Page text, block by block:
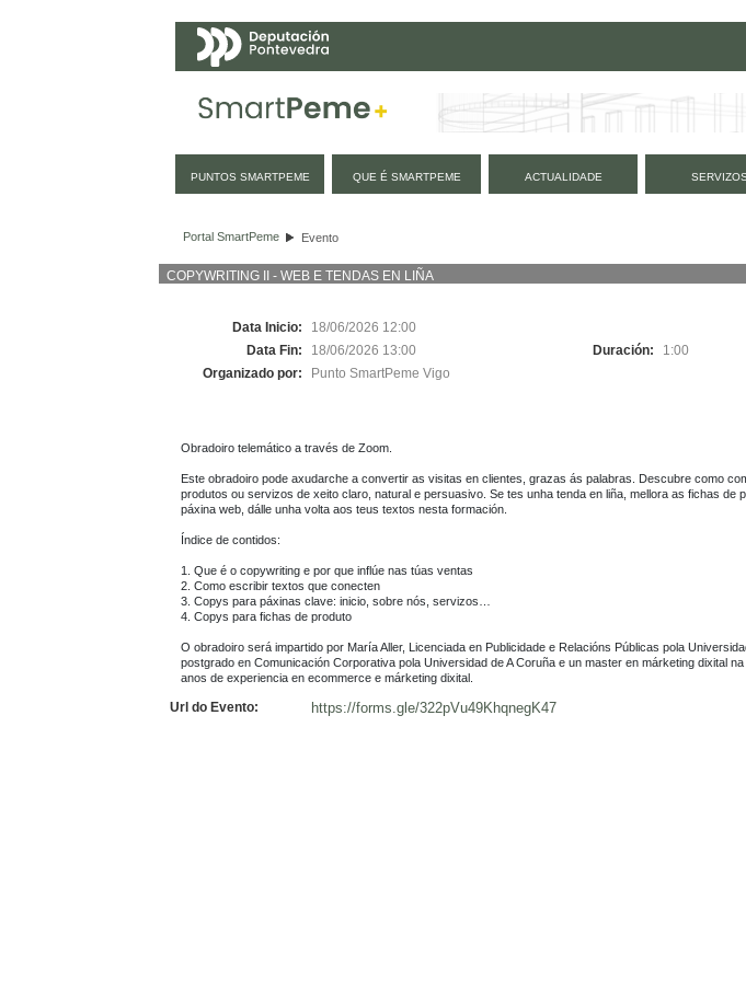
PUNTOS SMARTPEME QUE É SMARTPEME ACTUALIDADE SERVIZOS
Portal SmartPeme Evento
COPYWRITING II - WEB E TENDAS EN LIÑA
Data Inicio:
18/06/2026 12:00
Data Fin:
18/06/2026 13:00 Duración:
1:00
Organizado por:
Punto SmartPeme Vigo
Obradoiro telemático a través de Zoom.
Este obradoiro pode axudarche a convertir as visitas en clientes, grazas ás palabras. Descubre como
produtos ou servizos de xeito claro, natural e persuasivo. Se tes unha tenda en liña, mellora as fichas de
páxina web, dálle unha volta aos teus textos nesta formación.
Índice de contidos:
1. Que é o copywriting e por que inflúe nas túas ventas
2. Como escribir textos que conecten
3. Copys para páxinas clave: inicio, sobre nós, servizos…
4. Copys para fichas de produto
O obradoiro será impartido por María Aller, Licenciada en Publicidade e Relacións Públicas pola
postgrado en Comunicación Corporativa pola Universidad de A Coruña e un master en márketing dixital
anos de experiencia en ecommerce e márketing dixital.
Url do Evento: https://forms.gle/322pVu49KhqnegK47